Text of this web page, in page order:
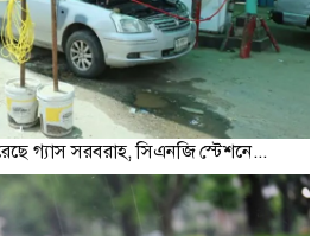
গ্যাস সরবরাহ, সিএনজি স্টেশনে...